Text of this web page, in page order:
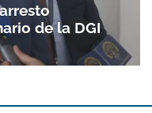
boletín.
de la DGI